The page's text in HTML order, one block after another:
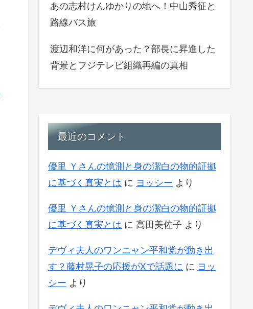
あの志村けんゆかりの地へ！中山秀征と
路線バス旅
渡辺和洋に何があった？部長に昇進した
背景とフジテレビ組織再編の真相
最近のコメント
優里 Ｙさんの憶測と身の潔白の物的証拠
に基づく真実とは に ヨッシー より
優里 Ｙさんの憶測と身の潔白の物的証拠
に基づく真実とは に 高田美佐子 より
デヴィ夫人のワンニャン平和党が動き出
す？藤村晃子の応援がXで話題に に ヨッ
シー より